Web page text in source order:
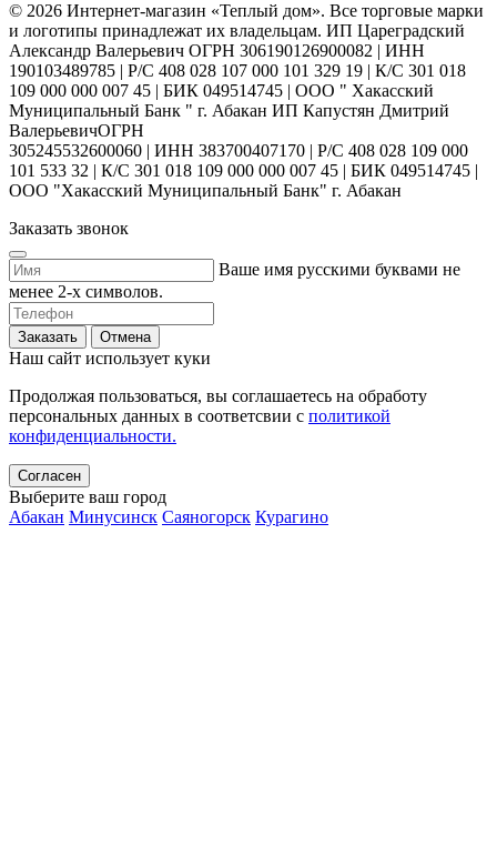
© 2026 Интернет-магазин «Теплый дом». Все торговые марки
и логотипы принадлежат их владельцам. ИП Цареградский
Александр Валерьевич ОГРН 306190126900082 | ИНН
190103489785 | Р/С 408 028 107 000 101 329 19 | К/С 301 018
109 000 000 007 45 | БИК 049514745 | ООО " Хакасский
Муниципальный Банк " г. Абакан ИП Капустян Дмитрий
ВалерьевичОГРН
305245532600060 | ИНН 383700407170 | Р/С 408 028 109 000
101 533 32 | К/С 301 018 109 000 000 007 45 | БИК 049514745 |
ООО "Хакасский Муниципальный Банк" г. Абакан
Заказать звонок
Ваше имя русскими буквами не
менее 2-х символов.
Заказать Отмена
Наш сайт использует куки
Продолжая пользоваться, вы соглашаетесь на обработу
персональных данных в соответсвии с политикой
конфиденциальности.
Согласен
Выберите ваш город
Абакан Минусинск Саяногорск Курагино